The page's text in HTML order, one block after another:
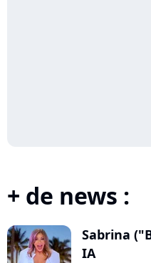
+ de news :
Sabrina
IA